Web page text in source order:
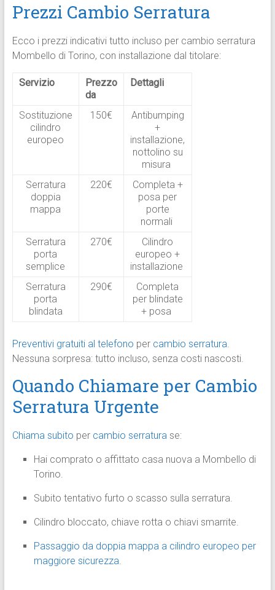
Prezzi Cambio Serratura
Ecco i prezzi indicativi tutto incluso per cambio serratura
Mombello di Torino, con installazione dal titolare:
Servizio
Prezzo
da
Dettagli
Sostituzione
cilindro
europeo
150€
Antibumping
+
installazione,
nottolino su
misura
Serratura
doppia
mappa
220€
Completa +
posa per
porte
normali
Serratura
porta
semplice
270€
Cilindro
europeo +
installazione
Serratura
porta
blindata
290€
Completa
per blindate
+ posa
Preventivi gratuiti al telefono per cambio serratura.
Nessuna sorpresa: tutto incluso, senza costi nascosti.
Quando Chiamare per Cambio
Serratura Urgente
Chiama subito per cambio serraturase:
Hai comprato o affittato casa nuova a Mombello di
Torino.
Subito tentativo furto o scasso sulla serratura.
Cilindro bloccato, chiave rotta o chiavi smarrite.
Passaggio da doppia mappa a cilindro europeo per
maggiore sicurezza.